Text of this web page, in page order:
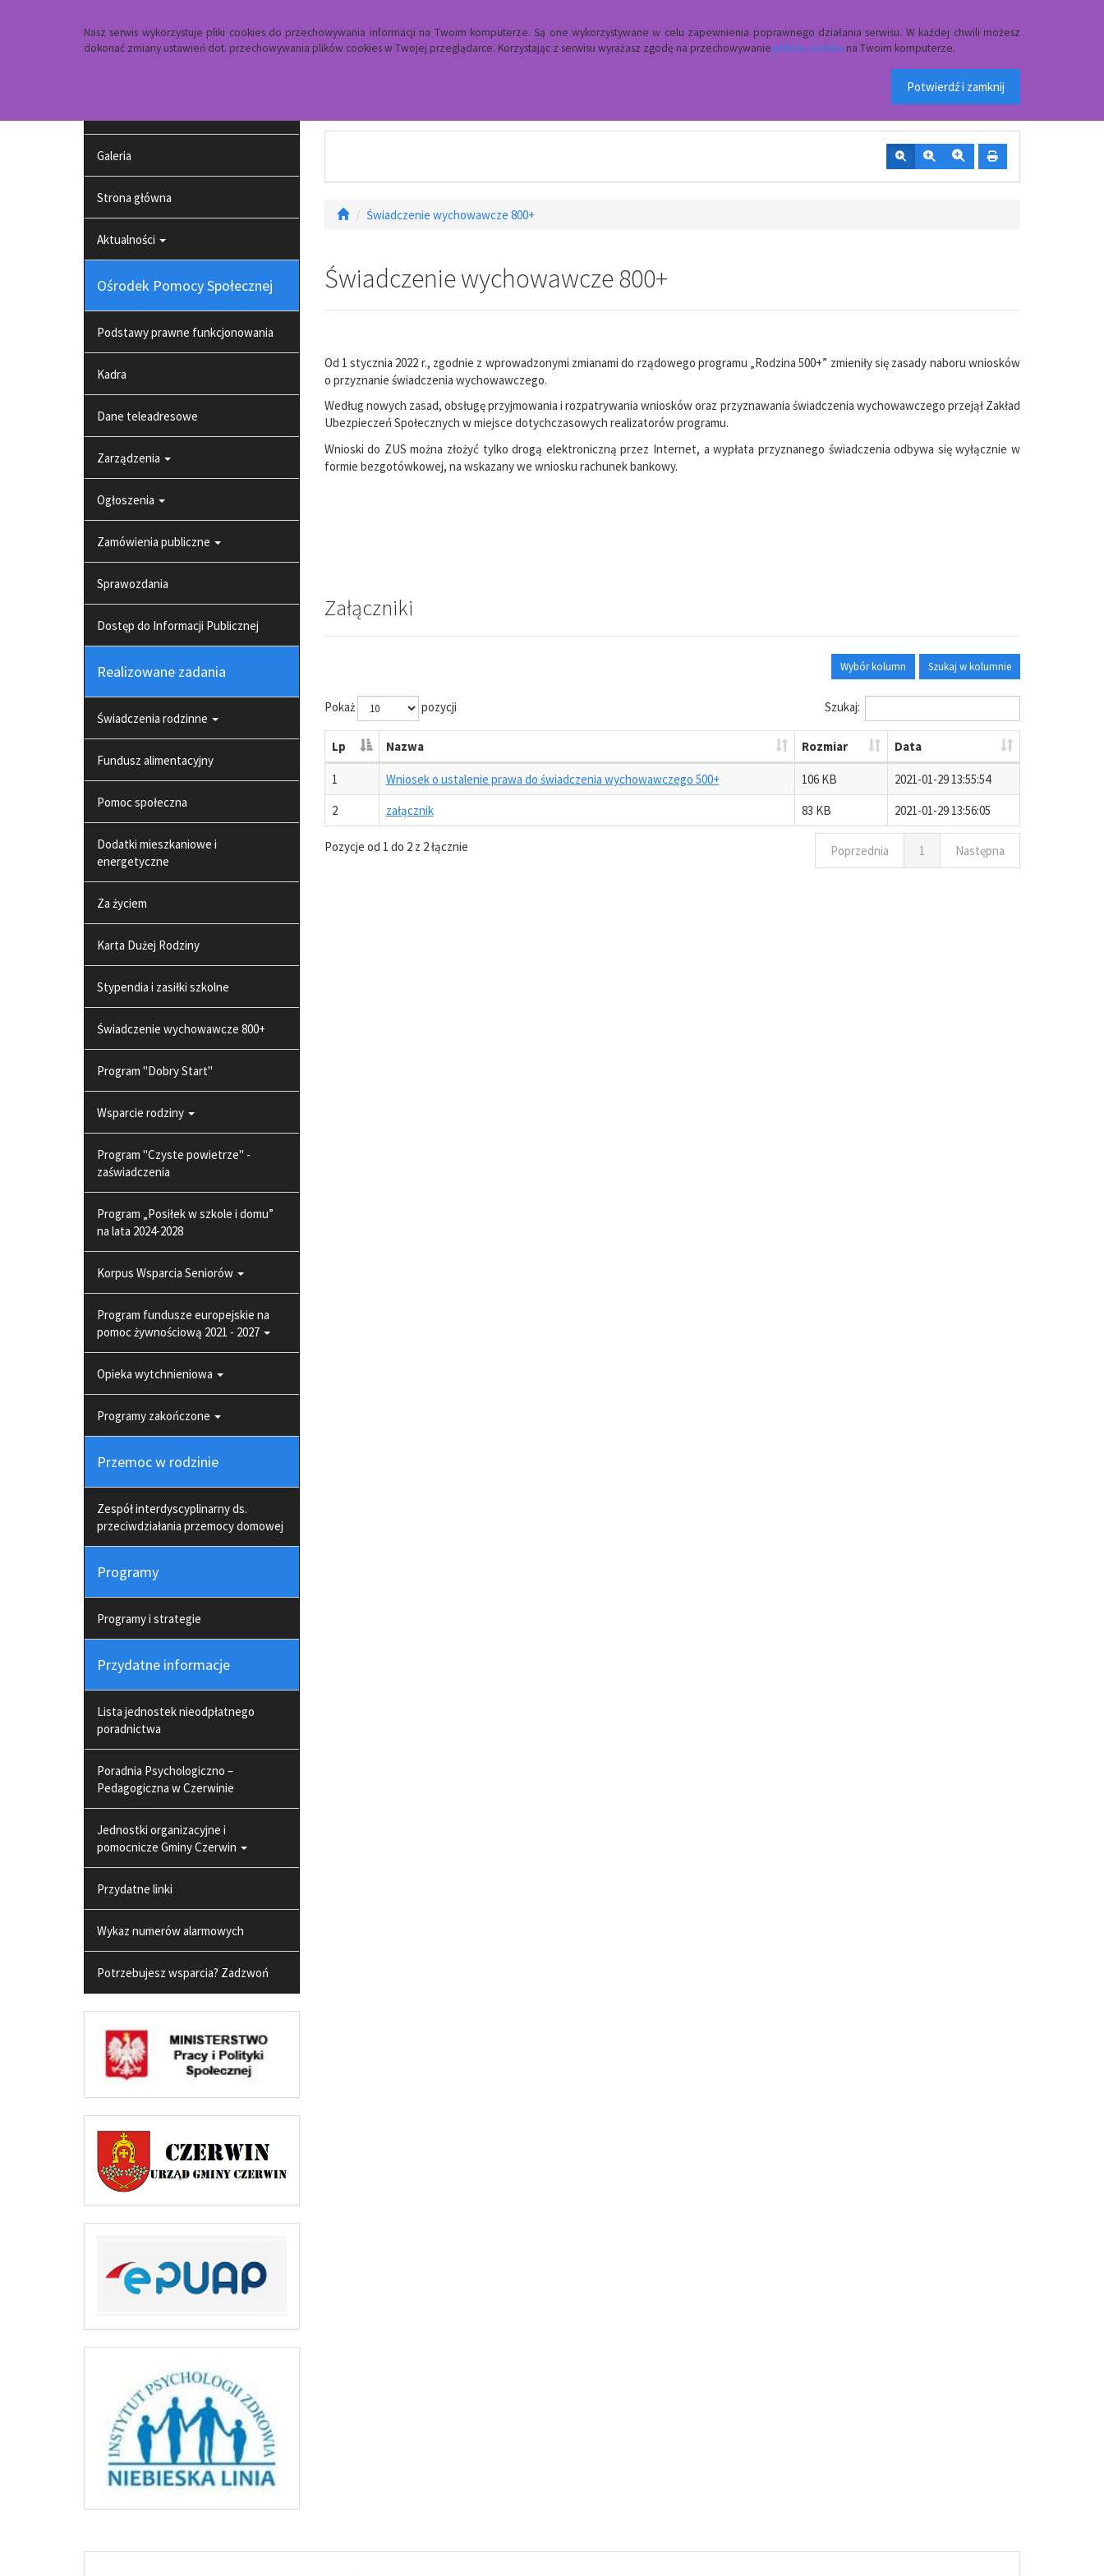
Nasz serwis wykorzystuje pliki cookies do przechowywania informacji na Twoim komputerze. Są one wykorzystywane w celu zapewnienia poprawnego działania serwisu. W każdej chwili możesz
dokonać zmiany ustawień dot. przechowywania plików cookies w Twojej przeglądarce. Korzystając z serwisu wyrażasz zgodę na przechowywanie plików cookies na Twoim komputerze.
Potwierdź i zamknij
Galeria
Strona główna
Aktualności
Ośrodek Pomocy Społecznej
Podstawy prawne funkcjonowania
Kadra
Dane teleadresowe
Zarządzenia
Ogłoszenia
Zamówienia publiczne
Sprawozdania
Dostęp do Informacji Publicznej
Realizowane zadania
Świadczenia rodzinne
Fundusz alimentacyjny
Pomoc społeczna
Dodatki mieszkaniowe i
energetyczne
Za życiem
Karta Dużej Rodziny
Stypendia i zasiłki szkolne
Świadczenie wychowawcze 800+
Program "Dobry Start"
Wsparcie rodziny
Program "Czyste powietrze" -
zaświadczenia
Program „Posiłek w szkole i domu”
na lata 2024-2028
Korpus Wsparcia Seniorów
Program fundusze europejskie na
pomoc żywnościową 2021 - 2027
Opieka wytchnieniowa
Programy zakończone
Przemoc w rodzinie
Zespół interdyscyplinarny ds.
przeciwdziałania przemocy domowej
Programy
Programy i strategie
Przydatne informacje
Lista jednostek nieodpłatnego
poradnictwa
Poradnia Psychologiczno –
Pedagogiczna w Czerwinie
Jednostki organizacyjne i
pomocnicze Gminy Czerwin
Przydatne linki
Wykaz numerów alarmowych
Potrzebujesz wsparcia? Zadzwoń
Ośrodek Pomocy Społecznej w Czerwinie
Świadczenie wychowawcze 800+
Świadczenie wychowawcze 800+
Od 1 stycznia 2022 r., zgodnie z wprowadzonymi zmianami do rządowego programu „Rodzina 500+” zmieniły się zasady naboru wniosków
o przyznanie świadczenia wychowawczego.
Według nowych zasad, obsługę przyjmowania i rozpatrywania wniosków oraz przyznawania świadczenia wychowawczego przejął Zakład
Ubezpieczeń Społecznych w miejsce dotychczasowych realizatorów programu.
Wnioski do ZUS można złożyć tylko drogą elektroniczną przez Internet, a wypłata przyznanego świadczenia odbywa się wyłącznie w
formie bezgotówkowej, na wskazany we wniosku rachunek bankowy.
Załączniki
Szukaj w kolumnie
Wybór kolumn
Pokaż pozycji Szukaj:
Lp Nazwa Rozmiar Data
1 Wniosek o ustalenie prawa do świadczenia wychowawczego 500+ 106 KB
2021-01-29 13:55:54
2
załącznik 83 KB 2021-01-29 13:56:05
Pozycje od 1 do 2 z 2 łącznie Poprzednia 1 Następna